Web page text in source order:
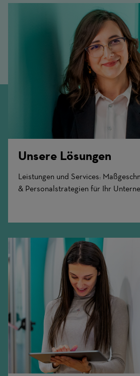
Unsere Lösungen
Leistungen und Services:
& Personalstrategien für Ihr